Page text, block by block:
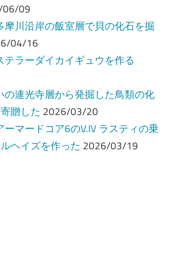
09
摩川沿岸の飯室層で貝の化石を掘
04/16
テラーダイカイギュウを作る
の連光寺層から発掘した鳥類の化
贈した 2026/03/20
ーマードコア6のV.IV ラスティの乗
ヘイズを作った 2026/03/19